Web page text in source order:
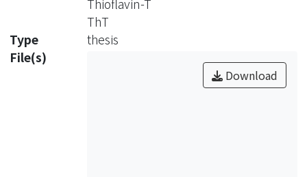
物質交換聚合而形成逆相微胞寡聚物
(RM-Aβ oligomer)。利用ThT 螢光光譜
和OMAB 斑點印跡法觀測Aβ 的聚合情
形。我們也在不同培養天數下打破逆相
微胞，並利用ThT 螢光監測25°C 静置
Thioflavin-T
ThT
Type
thesis
File(s)
Download